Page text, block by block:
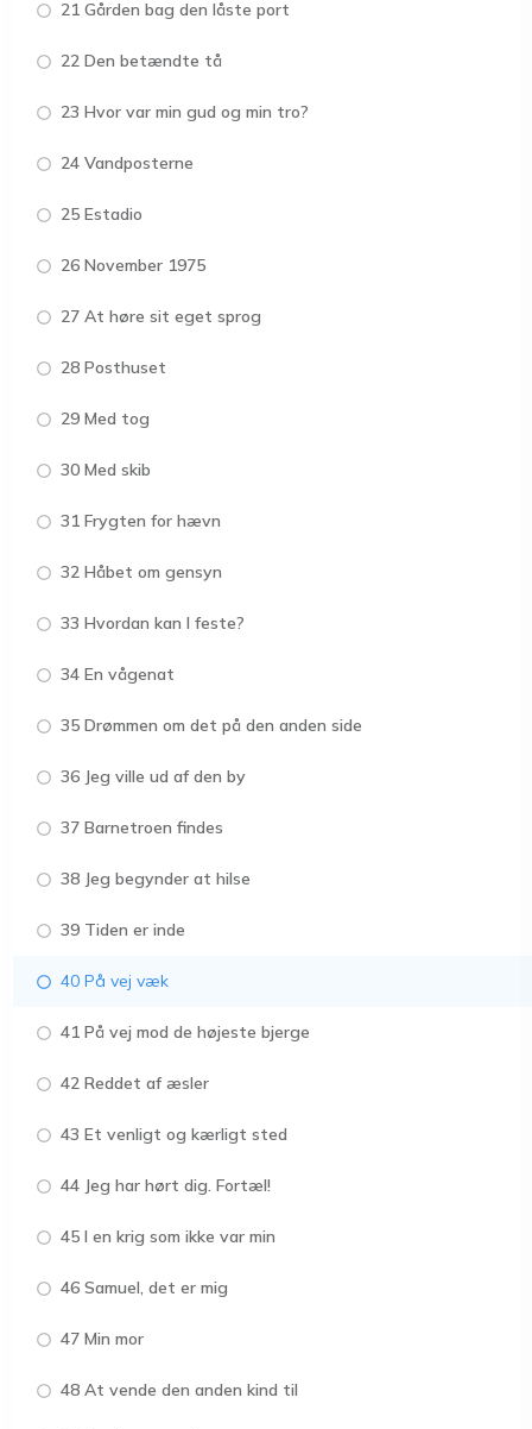
21 Gården bag den låste port
22 Den betændte tå
23 Hvor var min gud og min tro?
24 Vandposterne
25 Estadio
26 November 1975
27 At høre sit eget sprog
28 Posthuset
29 Med tog
30 Med skib
31 Frygten for hævn
32 Håbet om gensyn
33 Hvordan kan I feste?
34 En vågenat
35 Drømmen om det på den anden side
36 Jeg ville ud af den by
37 Barnetroen findes
38 Jeg begynder at hilse
39 Tiden er inde
40 På vej væk
41 På vej mod de højeste bjerge
42 Reddet af æsler
43 Et venligt og kærligt sted
44 Jeg har hørt dig. Fortæl!
45 I en krig som ikke var min
46 Samuel, det er mig
47 Min mor
48 At vende den anden kind til